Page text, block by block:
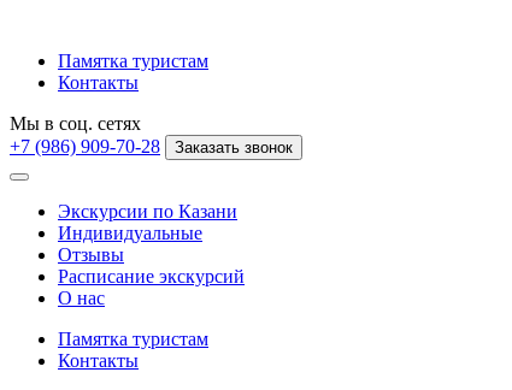
Памятка туристам
Контакты
Мы в соц. сетях
+7 (986) 909-70-28
Заказать звонок
Экскурсии по Казани
Индивидуальные
Отзывы
Расписание экскурсий
О нас
Памятка туристам
Контакты